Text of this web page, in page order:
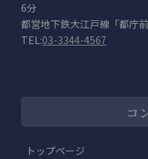
6分
都営地下鉄大江戸線「都庁
TEL:03-3344-4567
コ
トップページ